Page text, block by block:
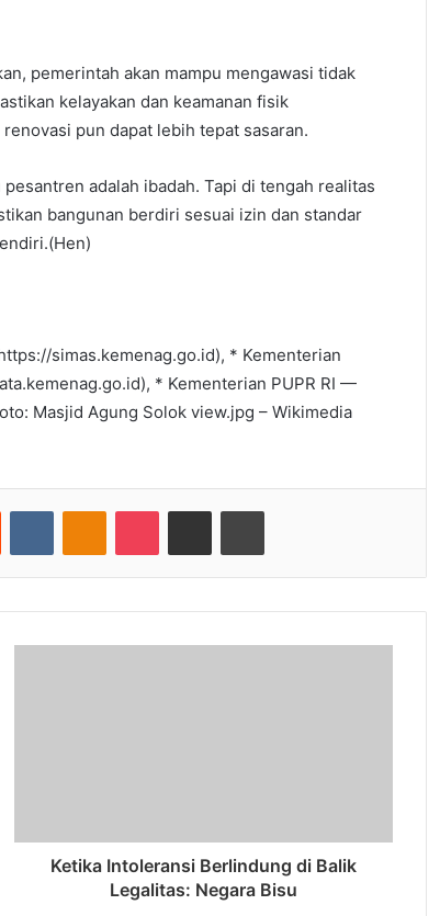
pemerintah akan mampu mengawasi tidak
kelayakan dan keamanan fisik
pun dapat lebih tepat sasaran.
adalah ibadah. Tapi di tengah realitas
bangunan berdiri sesuai izin dan standar
simas.kemenag.go.id), * Kementerian
* Kementerian PUPR RI —
Masjid Agung Solok view.jpg – Wikimedia
Reddit VKontakteOdnoklassniki
Pocket Share via Email Cetak
Ketika Intoleransi Berlindung di Balik
Legalitas: Negara Bisu